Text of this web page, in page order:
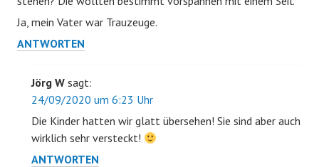
Ja, mein Vater war Trauzeuge.
ANTWORTEN
Jörg W sagt:
24/09/2020 um 6:23 Uhr
Die Kinder hatten wir glatt übersehen! Sie sind aber auch
wirklich sehr versteckt!
ANTWORTEN